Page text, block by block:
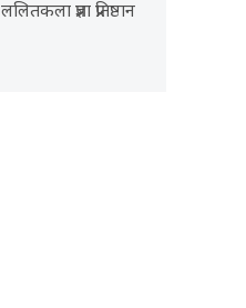
ललितकला प्रज्ञा प्रतिष्ठान